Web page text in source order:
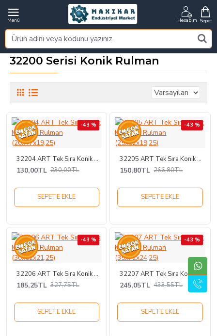
32200 Serisi Konik Rulman
-43 %
-43 %
32204 ART Tek Sıra Konik Makaralı Rulman (20x47x19,25)
130,00TL 230,00TL
SEPETE EKLE
-43 %
-43 %
32205 ART Tek Sıra Konik Makaralı Rulman (25x52x19,25)
150,80TL 266,80TL
SEPETE EKLE
-43 %
-43 %
32206 ART Tek Sıra Konik Makaralı Rulman (30x62x21,25)
185,25TL 327,75TL
SEPETE EKLE
-43 %
-43 %
32207 ART Tek Sıra Konik Makaralı Rulman (35x72x24,25)
245,05TL 433,55TL
SEPETE EKLE